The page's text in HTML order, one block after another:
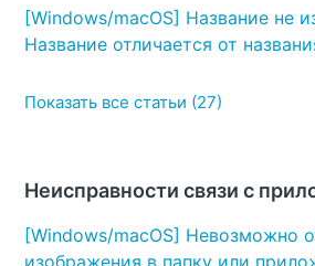
[Windows/macOS] Название не
Название отличается от
Показать все статьи (27)
Неисправности связи с
[Windows/macOS] Невозможно
изображения в папку или